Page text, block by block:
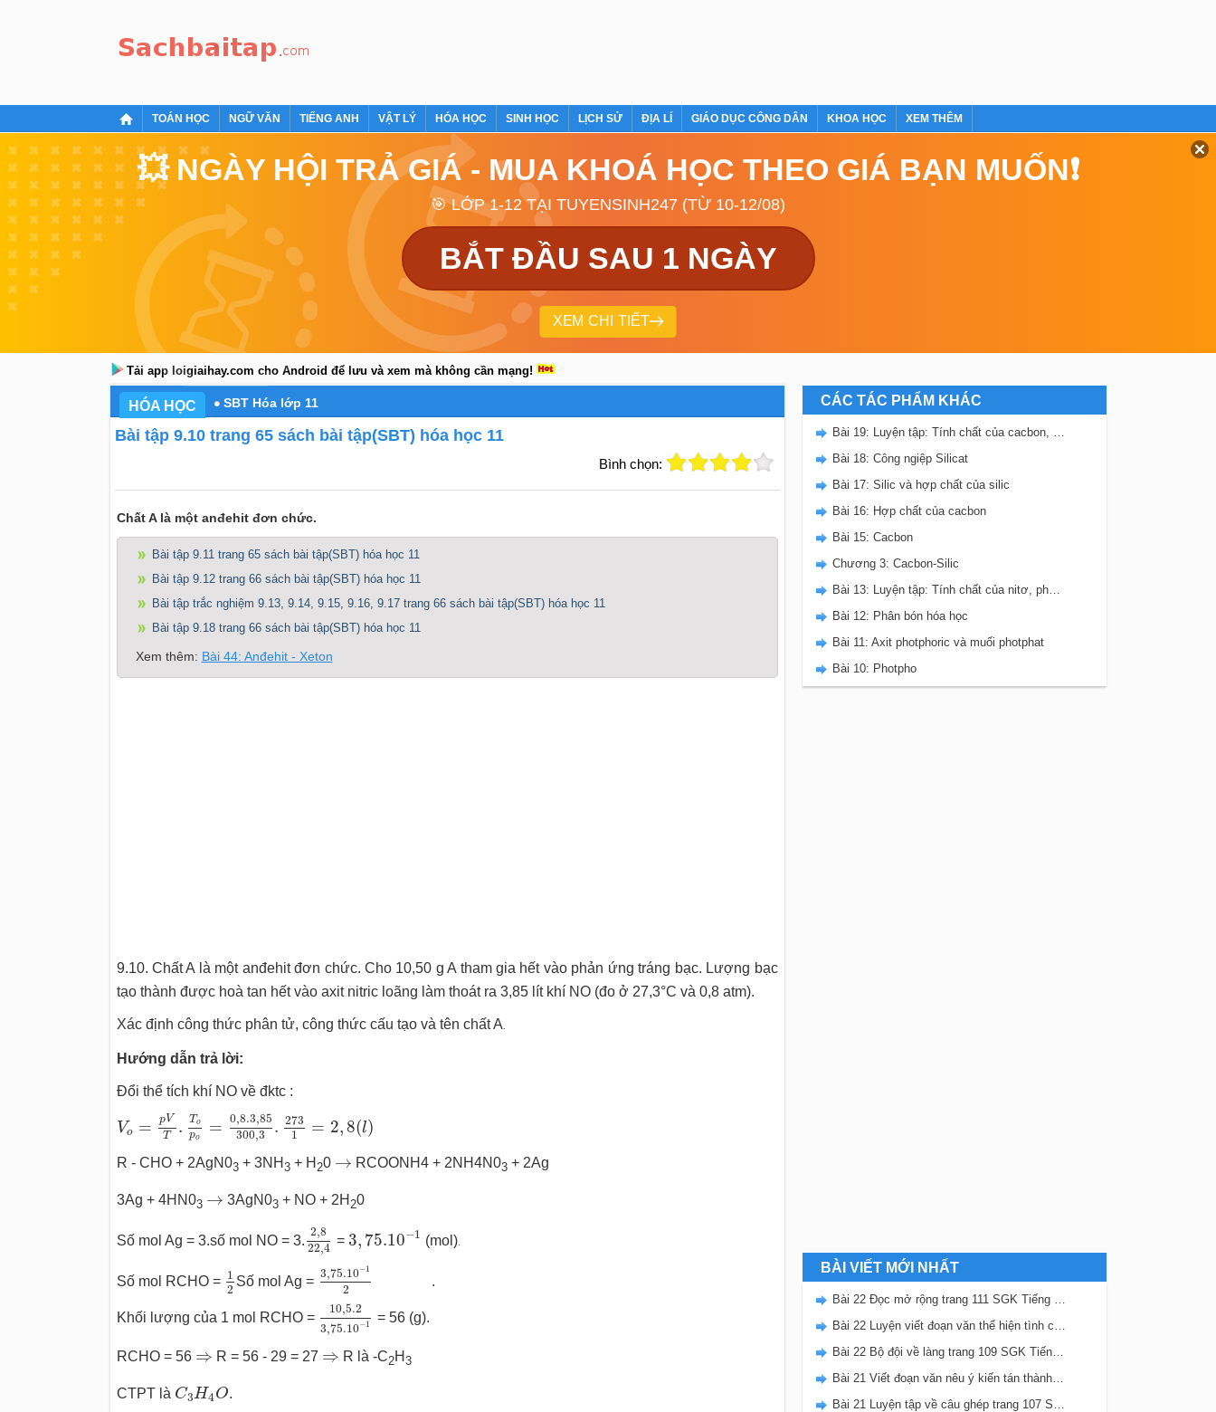
TOÁN HỌC NGỮ VĂN TIẾNG ANH VẬT LÝ HÓA HỌC SINH HỌC LỊCH SỬ ĐỊA LÍ GIÁO DỤC CÔNG DÂN KHOA HỌC XEM THÊM
💥 NGÀY HỘI TRẢ GIÁ - MUA KHOÁ HỌC THEO GIÁ BẠN MUỐN❗
🎯 LỚP 1-12 TẠI TUYENSINH247 (TỪ 10-12/08)
BẮT ĐẦU SAU 1 NGÀY
XEM CHI TIẾT
Tải app loigiaihay.com cho Android để lưu và xem mà không cần mạng!
HÓA HỌC SBT Hóa lớp 11
Bài tập 9.10 trang 65 sách bài tập(SBT) hóa học 11
Bình chọn:
Chất A là một anđehit đơn chức.
Bài tập 9.11 trang 65 sách bài tập(SBT) hóa học 11
Bài tập 9.12 trang 66 sách bài tập(SBT) hóa học 11
Bài tập trắc nghiệm 9.13, 9.14, 9.15, 9.16, 9.17 trang 66 sách bài tập(SBT) hóa học 11
Bài tập 9.18 trang 66 sách bài tập(SBT) hóa học 11
Xem thêm: Bài 44: Anđehit - Xeton
9.10. Chất A là một anđehit đơn chức. Cho 10,50 g A tham gia hết vào phản ứng tráng bạc. Lượng bạc
tạo thành được hoà tan hết vào axit nitric loãng làm thoát ra 3,85 lít khí NO (đo ở 27,3°C và 0,8 atm).
Xác định công thức phân tử, công thức cấu tạo và tên chất A.
Hướng dẫn trả lời:
Đổi thể tích khí NO về đktc :
Vo = pV
T
. T o
po
= 0,8.3,85
300,3 . 273
1
= 2,8(l)
VT To =0, 8.3, 85300
R - CHO + 2AgN03+ 3NH 3+ H 20 →
→ RCOONH4 + 2NH4N03+ 2Ag
3Ag + 4HN03 →
→ 3AgN03+ NO + 2H 20
Số mol Ag = 3.số mol NO = 3.
2,8
22,4
2, 8
= 3, 75.10−1
3 75.10 −1
(mol).
Số mol RCHO = 1
2
1
Số mol Ag =
3,75.10−1
2
3 ,75.10
.
Khối lượng của 1 mol RCHO =
10,5.2
3,75.10−1
10, 5.2
= 56 (g).
RCHO = 56 ⇒
⇒ R = 56 - 29 = 27 ⇒
⇒ R là -C2H 3
CTPT là C3H4O
C3H 4O.
CÁC TÁC PHẨM KHÁC
Bài 19: Luyện tập: Tính chất của cacbon, silic và các hợp chất của chúng
Bài 18: Công ngiệp Silicat
Bài 17: Silic và hợp chất của silic
Bài 16: Hợp chất của cacbon
Bài 15: Cacbon
Chương 3: Cacbon-Silic
Bài 13: Luyện tập: Tính chất của nitơ, photpho và các hợp chất của chúng
Bài 12: Phân bón hóa học
Bài 11: Axit photphoric và muối photphat
Bài 10: Photpho
BÀI VIẾT MỚI NHẤT
Bài 22 Đọc mở rộng trang 111 SGK Tiếng Việt 5 Kết nối tri thức tập 2
Bài 22 Luyện viết đoạn văn thể hiện tình cảm, cảm xúc về một sự việc trang 111 SGK Tiếng Việt 5 Kết nối tri thức tập 2
Bài 22 Bộ đội về làng trang 109 SGK Tiếng Việt 5 Kết nối tri thức tập 2
Bài 21 Viết đoạn văn nêu ý kiến tán thành một sự việc, hiện tượng (Bài viết số 2) trang 108 SGK Tiếng Việt 5 Kết nối tri thức tập 2
Bài 21 Luyện tập về câu ghép trang 107 SGK Tiếng Việt 5 Kết nối tri thức tập 2